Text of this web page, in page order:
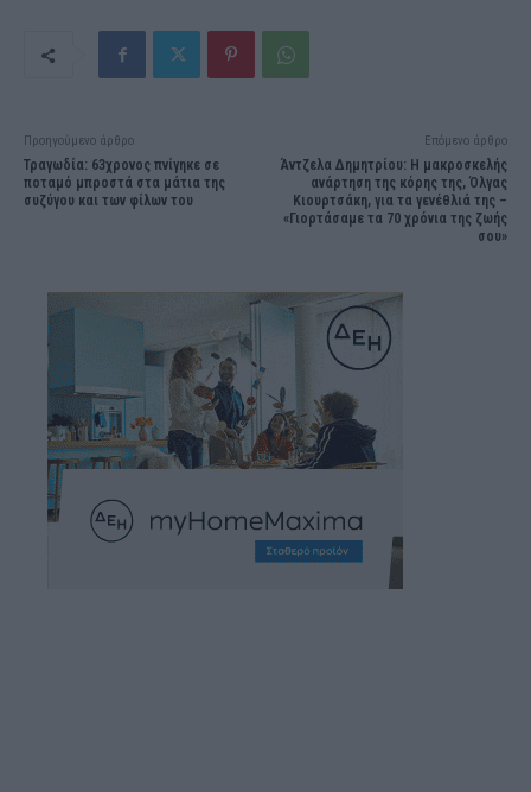
Προηγούμενο άρθρο
Τραγωδία: 63χρονος πνίγηκε σε
ποταμό μπροστά στα μάτια της
συζύγου και των φίλων του
Επόμενο άρθρο
Άντζελα Δημητρίου: Η μακροσκελής
ανάρτηση της κόρης της, Όλγας
Κιουρτσάκη, για τα γενέθλιά της –
«Γιορτάσαμε τα 70 χρόνια της ζωής
σου»